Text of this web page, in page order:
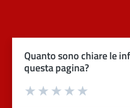
Quanto sono chiare le
questa pagina?
Valuta 4 stelle
Valuta 3 stelle su 5
Valuta 2 stelle su 5
Valuta 1 stelle su 5